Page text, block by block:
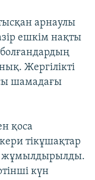
арнаулы
ешкім нақты
Жергілікті
шамадағы
қоса
тікұшақтар
жұмылдырылды.
күн